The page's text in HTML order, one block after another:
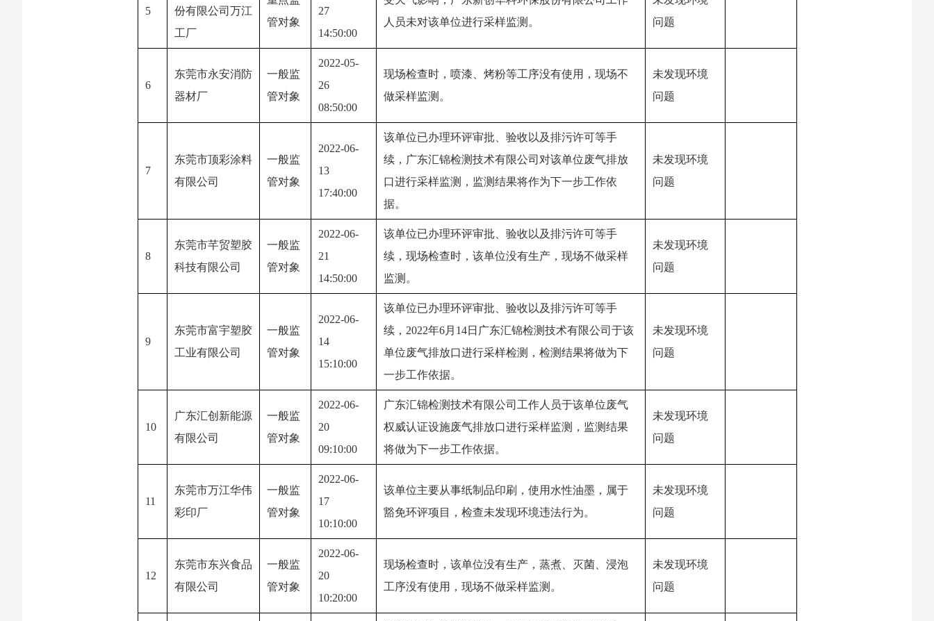
5
份有限公司万江
工厂
管对象
27
14:50:00
人员未对该单位进行采样监测。
问题
6
东莞市永安消防
器材厂
一般监
管对象
2022-05-
26
08:50:00
现场检查时，喷漆、烤粉等工序没有使用，现场不
做采样监测。
未发现环境
问题
7
东莞市顶彩涂料
有限公司
一般监
管对象
2022-06-
13
17:40:00
该单位已办理环评审批、验收以及排污许可等手
续，广东汇锦检测技术有限公司对该单位废气排放
口进行采样监测，监测结果将作为下一步工作依
据。
未发现环境
问题
8
东莞市芊贸塑胶
科技有限公司
一般监
管对象
2022-06-
21
14:50:00
该单位已办理环评审批、验收以及排污许可等手
续，现场检查时，该单位没有生产，现场不做采样
监测。
未发现环境
问题
9
东莞市富宇塑胶
工业有限公司
一般监
管对象
2022-06-
14
15:10:00
该单位已办理环评审批、验收以及排污许可等手
续，2022年6月14日广东汇锦检测技术有限公司于该
单位废气排放口进行采样检测，检测结果将做为下
一步工作依据。
未发现环境
问题
10
广东汇创新能源
有限公司
一般监
管对象
2022-06-
20
09:10:00
广东汇锦检测技术有限公司工作人员于该单位废气
权威认证设施废气排放口进行采样监测，监测结果
将做为下一步工作依据。
未发现环境
问题
11
东莞市万江华伟
彩印厂
一般监
管对象
2022-06-
17
10:10:00
该单位主要从事纸制品印刷，使用水性油墨，属于
豁免环评项目，检查未发现环境违法行为。
未发现环境
问题
12
东莞市东兴食品
有限公司
一般监
管对象
2022-06-
20
10:20:00
现场检查时，该单位没有生产，蒸煮、灭菌、浸泡
工序没有使用，现场不做采样监测。
未发现环境
问题